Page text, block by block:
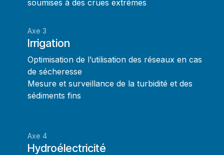
soumises à des crues extrêmes
Axe 3
Irrigation
Optimisation de l’utilisation des réseaux en cas
de sécheresse
Mesure et surveillance de la turbidité et des
sédiments fins
Axe 4
Hydroélectricité